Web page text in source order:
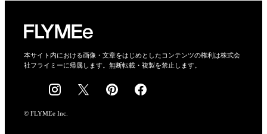
会社概要
採用情報
本サイト内における画像・文章をはじめとしたコンテンツの権利は株式会
社フライミーに帰属します。無断転載・複製を禁止します。
© FLYMEe Inc.